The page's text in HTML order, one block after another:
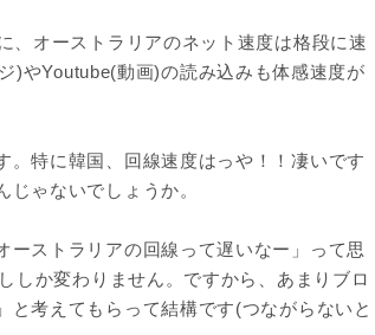
、オーストラリアのネット速度は格段に速
)やYoutube(動画)の読み込みも体感速度が
。特に韓国、回線速度はっや！！凄いです
ゃないでしょうか。
ーストラリアの回線って遅いなー」って思
しか変わりません。ですから、あまりブロ
考えてもらって結構です(つながらないと